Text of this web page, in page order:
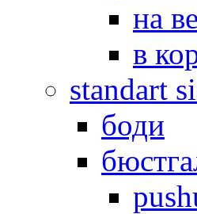
на
в
standart
боди